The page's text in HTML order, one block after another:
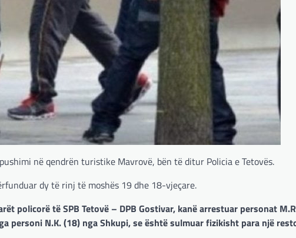
në qendrën turistike Mavrovë, bën të ditur Policia e Tetovës.
dy të rinj të moshës 19 dhe 18-vjeçare.
policorë të SPB Tetovë – DPB Gostivar, kanë arrestuar personat
personi N.K. (18) nga Shkupi, se është sulmuar fizikisht para një